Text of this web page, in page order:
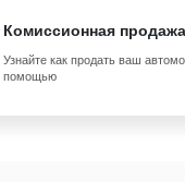
Комиссионная продажа
Узнайте как продать ваш
помощью